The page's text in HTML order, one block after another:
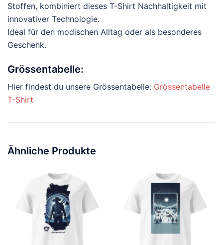
Stoffen, kombiniert dieses T-Shirt Nachhaltigkeit mit
innovativer Technologie.
Ideal für den modischen Alltag oder als besonderes
Geschenk.
Grössentabelle:
Hier findest du unsere Grössentabelle: Grössentabelle
T-Shirt
Ähnliche Produkte